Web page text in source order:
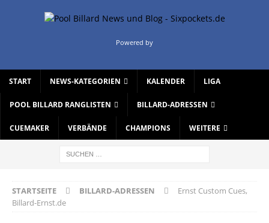
Powered by
START NEWS-KATEGORIEN KALENDER LIGA
POOL BILLARD RANGLISTEN BILLARD-ADRESSEN
CUEMAKER VERBÄNDE CHAMPIONS WEITERE
STARTSEITE BILLARD-ADRESSEN
Ernst Custom Cues,
Billard-Ernst.de